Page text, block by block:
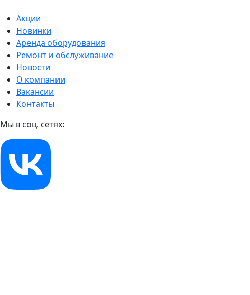
Акции
Новинки
Аренда оборудования
Ремонт и обслуживание
Новости
О компании
Вакансии
Контакты
Мы в соц. сетях: